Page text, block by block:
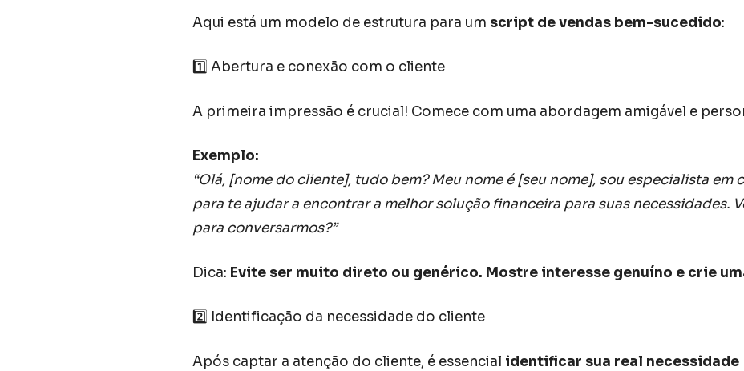
Aqui está um modelo de estrutura para um script de vendas bem-sucedido:
1️⃣ Abertura e conexão com o cliente
A primeira impressão é crucial! Comece com uma abordagem amigável e
Exemplo:
“Olá, [nome do cliente], tudo bem? Meu nome é [seu nome], sou especialista em
para te ajudar a encontrar a melhor solução financeira para suas necessidades.
para conversarmos?”
Dica: Evite ser muito direto ou genérico. Mostre interesse genuíno e crie
2️⃣ Identificação da necessidade do cliente
Após captar a atenção do cliente, é essencial identificar sua real necessidade